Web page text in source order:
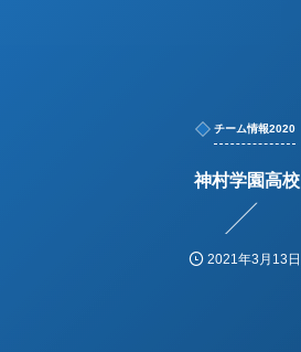
チーム情報2020
神村学園高校
2021年3月13日